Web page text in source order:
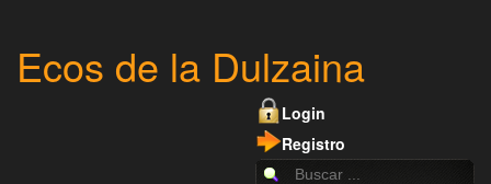
Ecos de la Dulzaina
Login
Registro